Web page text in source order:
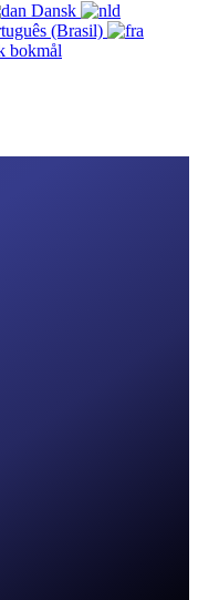
Dansk
(Brasil)
bokmål